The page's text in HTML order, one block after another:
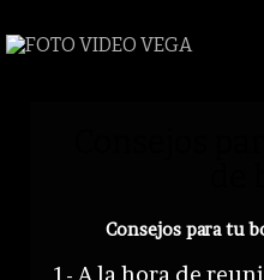
Consejos para tu
1- A la hora de